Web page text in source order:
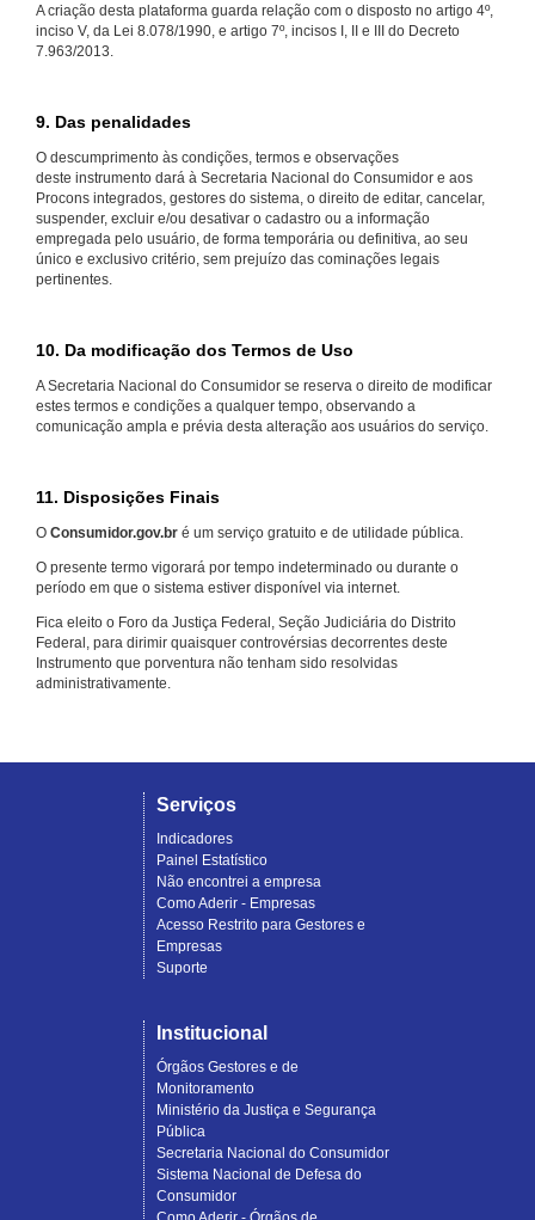
A criação desta plataforma guarda relação com o disposto no artigo 4º,
inciso V, da Lei 8.078/1990, e artigo 7º, incisos I, II e III do Decreto
7.963/2013.
9. Das penalidades
O descumprimento às condições, termos e observações
deste instrumento dará à Secretaria Nacional do Consumidor e aos
Procons integrados, gestores do sistema, o direito de editar, cancelar,
suspender, excluir e/ou desativar o cadastro ou a informação
empregada pelo usuário, de forma temporária ou definitiva, ao seu
único e exclusivo critério, sem prejuízo das cominações legais
pertinentes.
10. Da modificação dos Termos de Uso
A Secretaria Nacional do Consumidor se reserva o direito de modificar
estes termos e condições a qualquer tempo, observando a
comunicação ampla e prévia desta alteração aos usuários do serviço.
11. Disposições Finais
O Consumidor.gov.br é um serviço gratuito e de utilidade pública.
O presente termo vigorará por tempo indeterminado ou durante o
período em que o sistema estiver disponível via internet.
Fica eleito o Foro da Justiça Federal, Seção Judiciária do Distrito
Federal, para dirimir quaisquer controvérsias decorrentes deste
Instrumento que porventura não tenham sido resolvidas
administrativamente.
Serviços
Indicadores
Painel Estatístico
Não encontrei a empresa
Como Aderir - Empresas
Acesso Restrito para Gestores e
Empresas
Suporte
Institucional
Órgãos Gestores e de
Monitoramento
Ministério da Justiça e Segurança
Pública
Secretaria Nacional do Consumidor
Sistema Nacional de Defesa do
Consumidor